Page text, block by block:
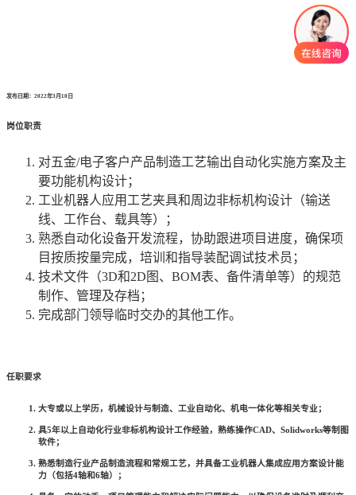
发布日期：2022年3月10日
岗位职责
对五金/电子客户产品制造工艺输出自动化实施方案及主
要功能机构设计；
工业机器人应用工艺夹具和周边非标机构设计（输送
线、工作台、载具等）；
熟悉自动化设备开发流程，协助跟进项目进度，确保项
目按质按量完成，培训和指导装配调试技术员；
技术文件（3D和2D图、BOM表、备件清单等）的规范
制作、管理及存档；
完成部门领导临时交办的其他工作。
任职要求
大专或以上学历，机械设计与制造、工业自动化、机电一体化等相关专业；
具5年以上自动化行业非标机构设计工作经验，熟练操作CAD、Solidworks等制图
软件；
熟悉制造行业产品制造流程和常规工艺，并具备工业机器人集成应用方案设计能
力（包括4轴和6轴）；